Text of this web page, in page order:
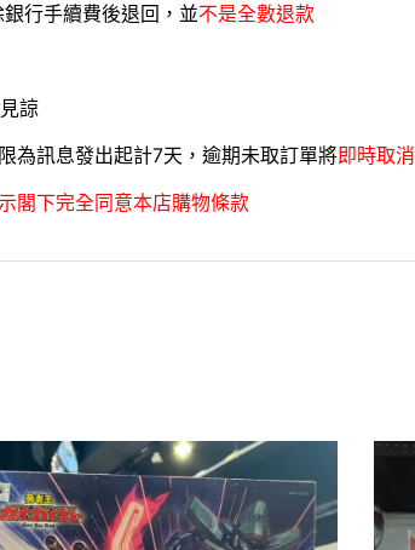
銀行手續費後退回，並不是全數退款
諒
為訊息發出起計7天，逾期未取訂單將即時取消
閣下完全同意本店購物條款